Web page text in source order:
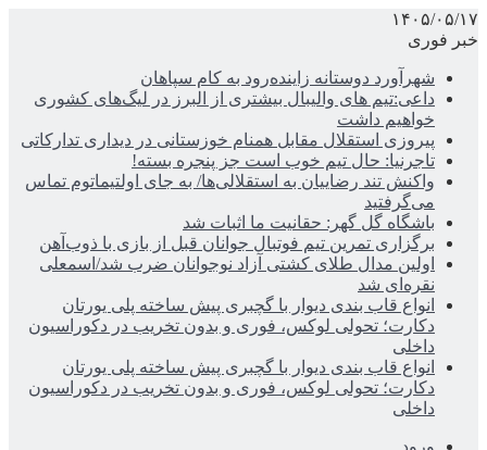
۱۴۰۵/۰۵/۱۷
خبر فوری
شهرآورد دوستانه زاینده‌رود به کام سپاهان
داعی:تیم های والیبال بیشتری از البرز در لیگ‌های کشوری
خواهیم داشت
پیروزی استقلال مقابل همنام خوزستانی در دیداری تدارکاتی
تاجرنیا: حال تیم خوب است جز پنجره بسته!
واکنش تند رضاییان به استقلالی‌ها/ به جای اولتیماتوم تماس
می‌گرفتید
باشگاه گل گهر: حقانیت ما اثبات شد
برگزاری تمرین تیم فوتبال جوانان قبل از بازی با ذوب‌آهن
اولین مدال طلای کشتی آزاد نوجوانان ضرب شد/اسمعلی
نقره‌ای شد
انواع قاب بندی دیوار با گچبری پیش ساخته پلی یورتان
دکارت؛ تحولی لوکس، فوری و بدون تخریب در دکوراسیون
داخلی
انواع قاب بندی دیوار با گچبری پیش ساخته پلی یورتان
دکارت؛ تحولی لوکس، فوری و بدون تخریب در دکوراسیون
داخلی
ورود